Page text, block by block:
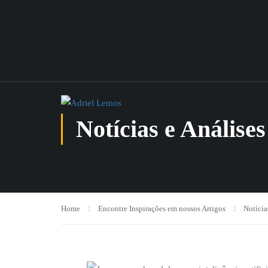
Notícias e Análises
Home Encontre Inspirações em nossos Artigos